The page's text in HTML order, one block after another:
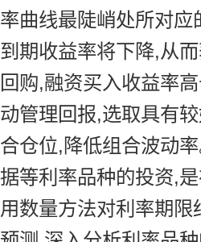
率曲线最陡峭处所对
到期收益率将下降,从
回购,融资买入收益率
动管理回报,选取具有
合仓位,降低组合波动
据等利率品种的投资,
用数量方法对利率期